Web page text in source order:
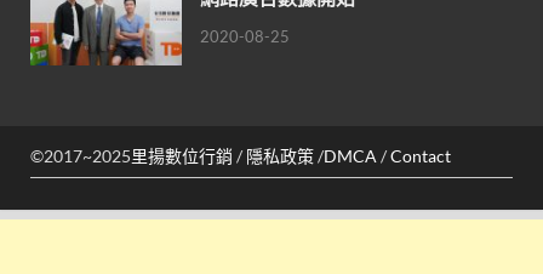
2020-08-25
©2017~2025里揚數位行銷 / 隱私政策/DMCA /Contact